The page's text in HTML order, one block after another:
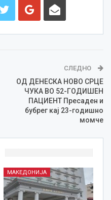
СЛЕДНО
ОД ДЕНЕСКА НОВО СРЦЕ
ЧУКА ВО 52-ГОДИШЕН
ПАЦИЕНТ Пресаден и
бубрег кај 23-годишно
момче
МАКЕДОНИЈА